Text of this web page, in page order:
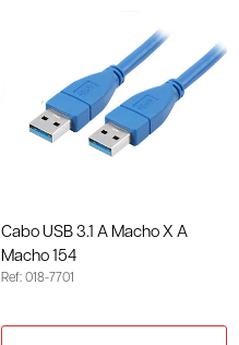
Cabo USB 3.1 A Macho X A
Macho 154
Ref: 018-7701